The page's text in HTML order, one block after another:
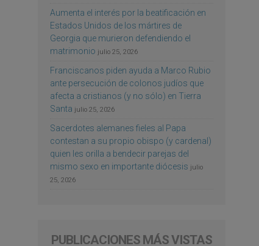
Aumenta el interés por la beatificación en
Estados Unidos de los mártires de
Georgia que murieron defendiendo el
matrimonio julio 25, 2026
Franciscanos piden ayuda a Marco Rubio
ante persecución de colonos judíos que
afecta a cristianos (y no sólo) en Tierra
Santa julio 25, 2026
Sacerdotes alemanes fieles al Papa
contestan a su propio obispo (y cardenal)
quien les orilla a bendecir parejas del
mismo sexo en importante diócesis julio
25, 2026
PUBLICACIONES MÁS VISTAS